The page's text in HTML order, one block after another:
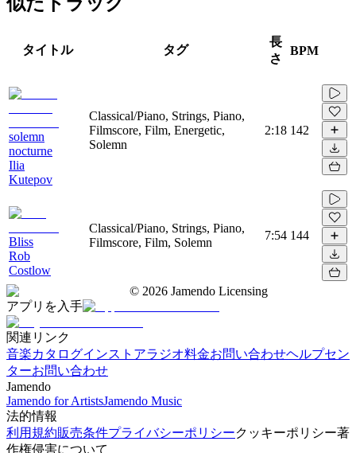
タイトル タグ
長
さ
BPM
solemn
nocturne
Ilia
Kutepov
Classical/Piano, Strings, Piano,
Filmscore, Film, Energetic,
Solemn
2:18 142
Bliss
Rob
Costlow
Classical/Piano, Strings, Piano,
Filmscore, Film, Solemn
7:54 144
© 2026 Jamendo Licensing
アプリを入手
関連リンク
音楽カタログインストアラジオ料金お問い合わせヘルプセン
ターお問い合わせ
Jamendo
Jamendo for ArtistsJamendo Music
法的情報
利用規約販売条件プライバシーポリシークッキーポリシー著
作権侵害について